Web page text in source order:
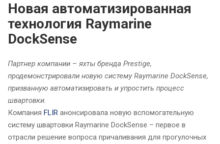
Новая автоматизированная
технология Raymarine
DockSense
Партнер компании – яхты бренда Prestige,
продемонстрировали новую систему Raymarine DockSense,
призванную автоматизировать и упростить процесс
швартовки.
Компания FLIR анонсировала новую вспомогательную
систему швартовки Raymarine DockSense – первое в
отрасли решение вопроса причаливания для прогулочных